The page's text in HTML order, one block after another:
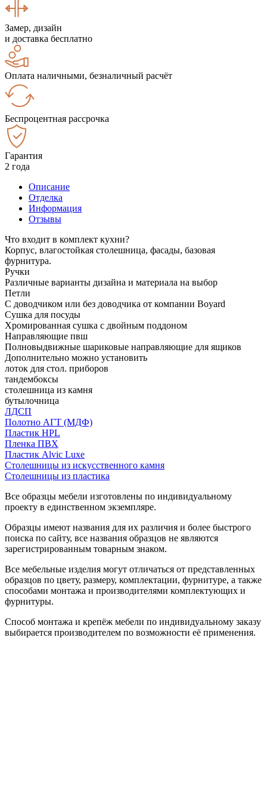
Замер, дизайн
и доставка бесплатно
Оплата наличными, безналичный расчёт
Беспроцентная рассрочка
Гарантия
2 года
Описание
Отделка
Информация
Отзывы
Что входит в комплект кухни?
Корпус, влагостойкая столешница, фасады, базовая
фурнитура.
Ручки
Различные варианты дизайна и материала на выбор
Петли
С доводчиком или без доводчика от компании Boyard
Сушка для посуды
Хромированная сушка с двойным поддоном
Направляющие пвш
Полновыдвижные шариковые направляющие для ящиков
Дополнительно можно установить
лоток для стол. приборов
тандембоксы
столешница из камня
бутылочница
ЛДСП
Полотно АГТ (МДФ)
Пластик HPL
Пленка ПВХ
Пластик Alvic Luxe
Столешницы из искусственного камня
Столешницы из пластика
Все образцы мебели изготовлены по индивидуальному
проекту в единственном экземпляре.
Образцы имеют названия для их различия и более быстрого
поиска по сайту, все названия образцов не являются
зарегистрированным товарным знаком.
Все мебельные изделия могут отличаться от представленных
образцов по цвету, размеру, комплектации, фурнитуре, а также
способами монтажа и производителями комплектующих и
фурнитуры.
Способ монтажа и крепёж мебели по индивидуальному заказу
выбирается производителем по возможности её применения.